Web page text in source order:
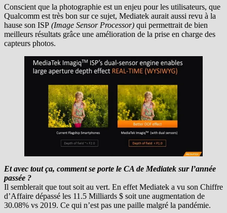
Conscient que la photographie est un enjeu pour les utilisateurs, que
Qualcomm est très bon sur ce sujet, Mediatek aurait aussi revu à la
hause son ISP (Image Sensor Processor) qui permettrait de bien
meilleurs résultats grâce une amélioration de la prise en charge des
capteurs photos.
Et avec tout ça, comment se porte le CA de Mediatek sur l’année
passée ?
Il semblerait que tout soit au vert. En effet Mediatek a vu son Chiffre
d’Affaire dépassé les 11.5 Milliards $ soit une augmentation de
30.08% vs 2019. Ce qui n’est pas une paille malgré la pandémie.